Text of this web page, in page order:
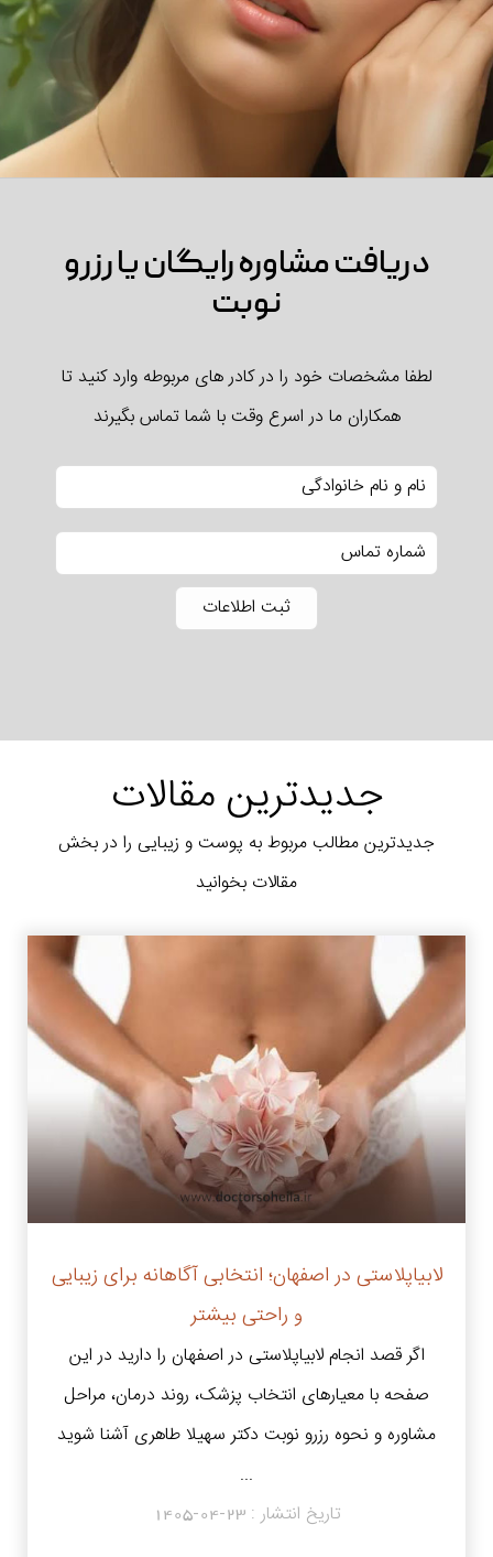
دریافت مشاوره رایگان یا رزرو
نوبت
لطفا مشخصات خود را در کادر های مربوطه وارد کنید تا
همکاران ما در اسرع وقت با شما تماس بگیرند
جدیدترین مقالات
جدیدترین مطالب مربوط به پوست و زیبایی را در بخش
مقالات بخوانید
لابیاپلاستی در اصفهان؛ انتخابی آگاهانه برای زیبایی
و راحتی بیشتر
اگر قصد انجام لابیاپلاستی در اصفهان را دارید در این
صفحه با معیارهای انتخاب پزشک، روند درمان، مراحل
مشاوره و نحوه رزرو نوبت دکتر سهیلا طاهری آشنا شوید
...
تاریخ انتشار :1405-04-23